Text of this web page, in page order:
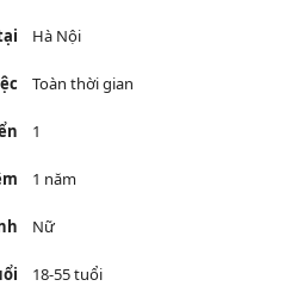
Hà Nội
Toàn thời gian
1
1 năm
Nữ
18-55 tuổi